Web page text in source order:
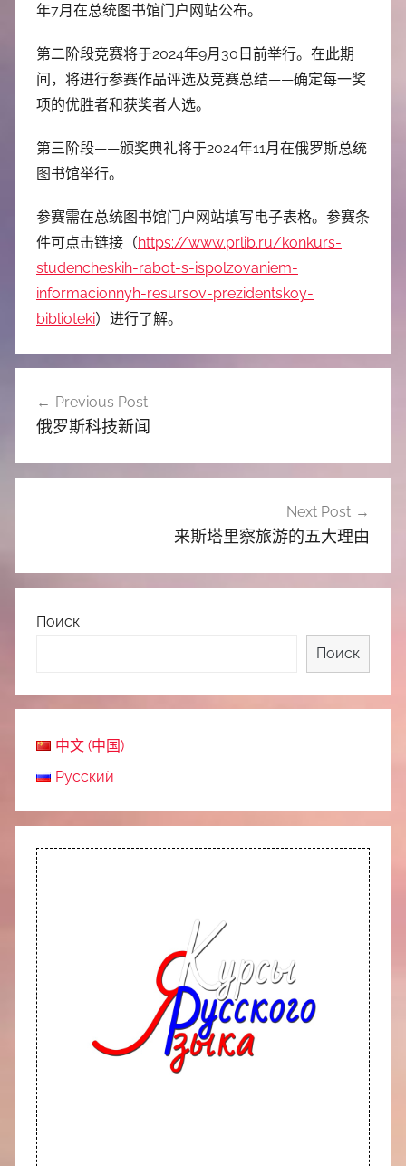
年7月在总统图书馆门户网站公布。
第二阶段竞赛将于2024年9月30日前举行。在此期
间，将进行参赛作品评选及竞赛总结——确定每一奖
项的优胜者和获奖者人选。
第三阶段——颁奖典礼将于2024年11月在俄罗斯总统
图书馆举行。
参赛需在总统图书馆门户网站填写电子表格。参赛条
件可点击链接（https://www.prlib.ru/konkurs-
studencheskih-rabot-s-ispolzovaniem-
informacionnyh-resursov-prezidentskoy-
biblioteki）进行了解。
航
Previous Post
俄罗斯科技新闻
Next Post
来斯塔里察旅游的五大理由
Поиск
Поиск
中文 (中国)
Русский